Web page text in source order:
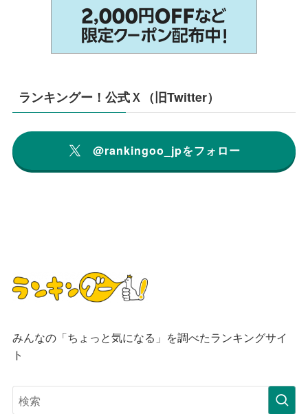
ランキングー！公式Ｘ（旧Twitter）
@rankingoo_jpをフォロー
みんなの「ちょっと気になる」を調べたランキングサイ
ト